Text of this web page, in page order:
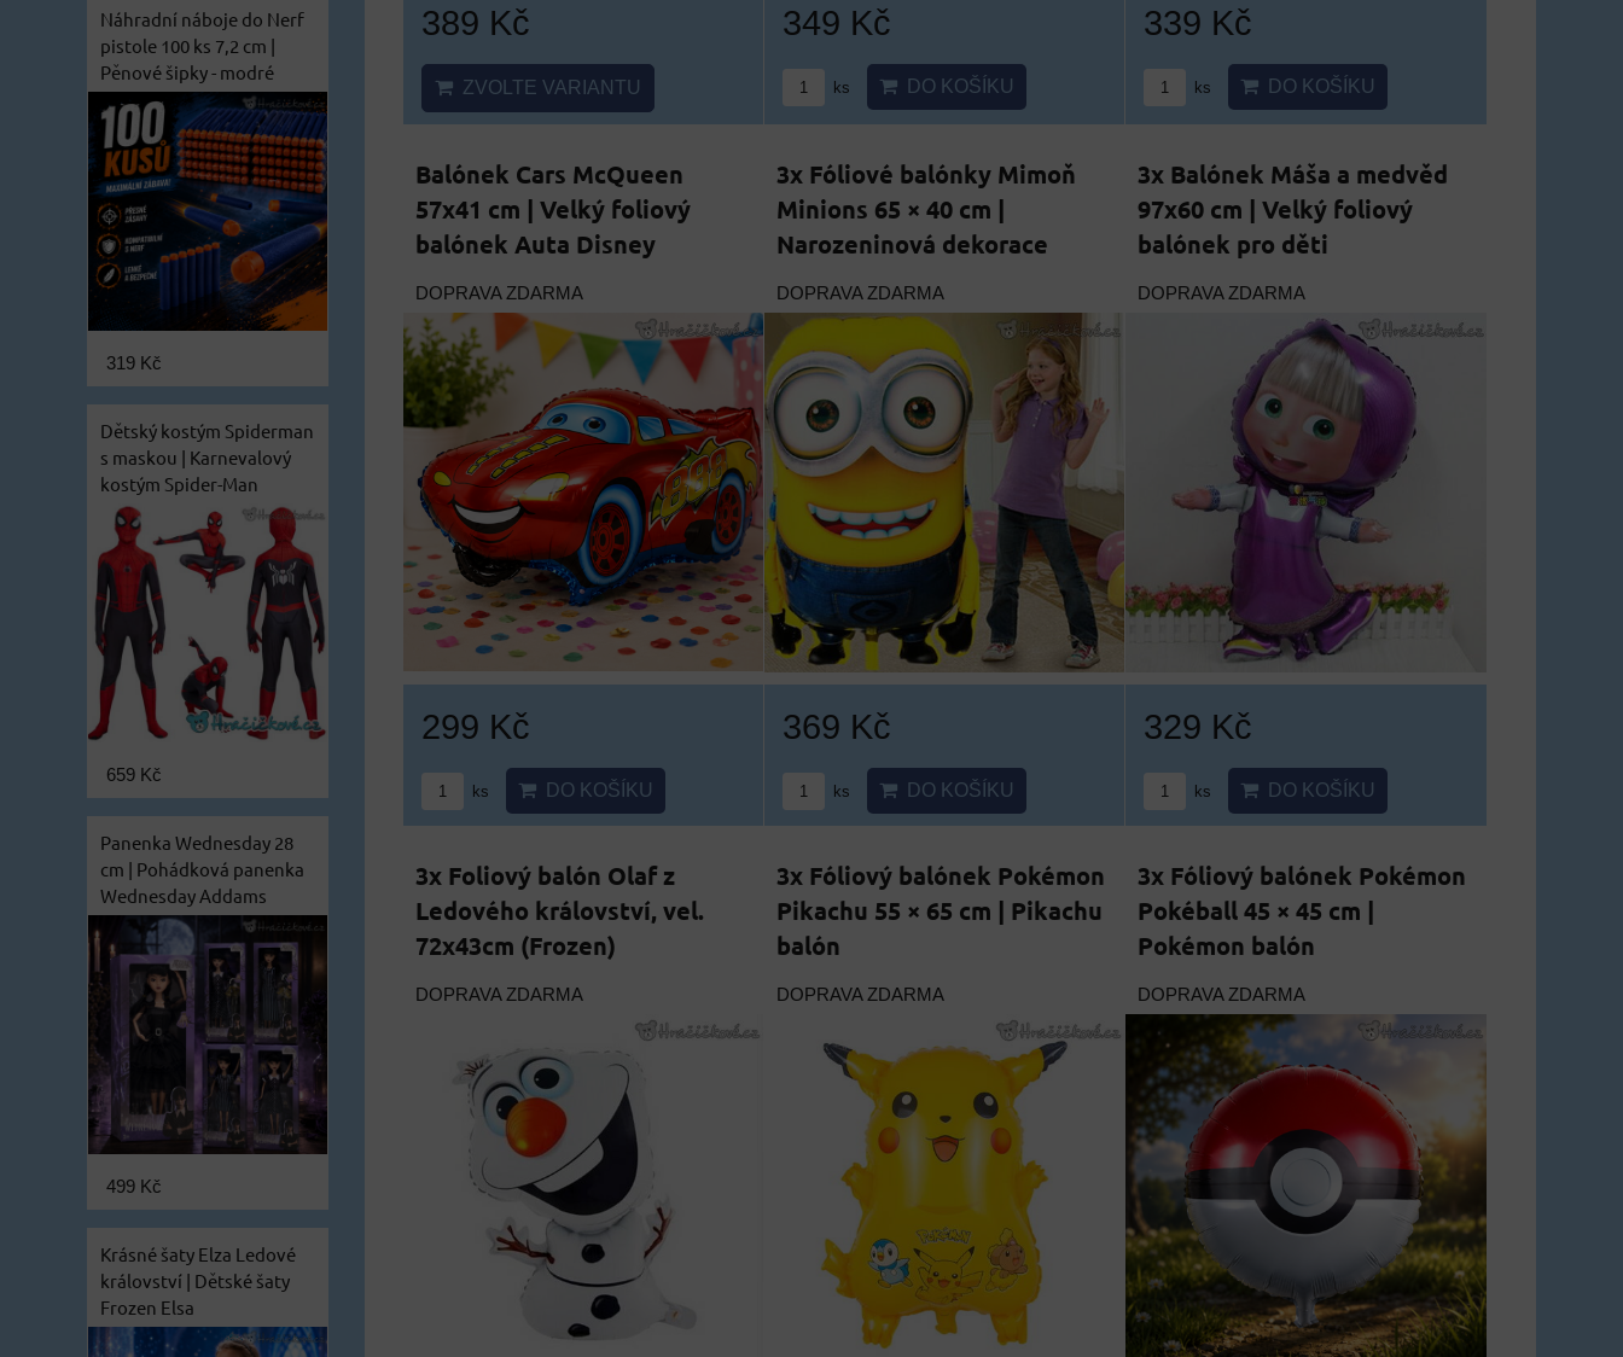
389 Kč
ZVOLTE VARIANTU
349 Kč
ks DO KOŠÍKU
339 Kč
ks DO KOŠÍKU
Balónek Cars McQueen
57x41 cm | Velký foliový
balónek Auta Disney
DOPRAVA ZDARMA
299 Kč
ks DO KOŠÍKU
3x Fóliové balónky Mimoň
Minions 65 × 40 cm |
Narozeninová dekorace
DOPRAVA ZDARMA
369 Kč
ks DO KOŠÍKU
3x Balónek Máša a medvěd
97x60 cm | Velký foliový
balónek pro děti
DOPRAVA ZDARMA
329 Kč
ks DO KOŠÍKU
3x Foliový balón Olaf z
Ledového království, vel.
72x43cm (Frozen)
DOPRAVA ZDARMA
3x Fóliový balónek Pokémon
Pikachu 55 × 65 cm | Pikachu
balón
DOPRAVA ZDARMA
3x Fóliový balónek Pokémon
Pokéball 45 × 45 cm |
Pokémon balón
DOPRAVA ZDARMA
Náhradní náboje do Nerf
pistole 100 ks 7,2 cm |
Pěnové šipky - modré
319 Kč
Dětský kostým Spiderman
s maskou | Karnevalový
kostým Spider-Man
659 Kč
Panenka Wednesday 28
cm | Pohádková panenka
Wednesday Addams
499 Kč
Krásné šaty Elza Ledové
království | Dětské šaty
Frozen Elsa